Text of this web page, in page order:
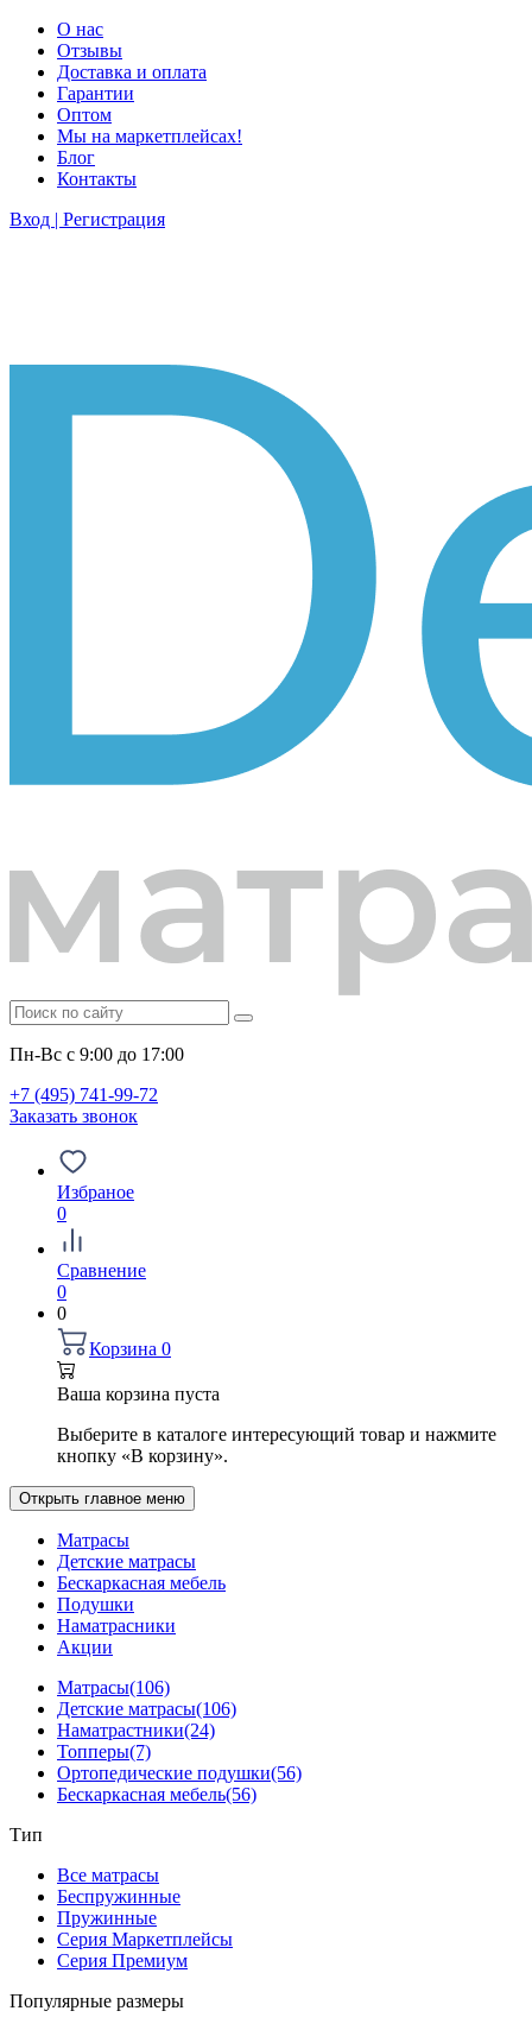
О нас
Отзывы
Доставка и оплата
Гарантии
Оптом
Мы на маркетплейсах!
Блог
Контакты
Вход | Регистрация
Пн-Вс с 9:00 до 17:00
+7 (495) 741-99-72
Заказать звонок
Избраное
0
Сравнение
0
0
Корзина 0
Ваша корзина пуста
Выберите в каталоге интересующий товар и нажмите
кнопку «В корзину».
Открыть главное меню
Матрасы
Детские матрасы
Бескаркасная мебель
Подушки
Наматрасники
Акции
Матрасы(106)
Детские матрасы(106)
Наматрастники(24)
Топперы(7)
Ортопедические подушки(56)
Бескаркасная мебель(56)
Тип
Все матрасы
Беспружинные
Пружинные
Серия Маркетплейсы
Серия Премиум
Популярные размеры